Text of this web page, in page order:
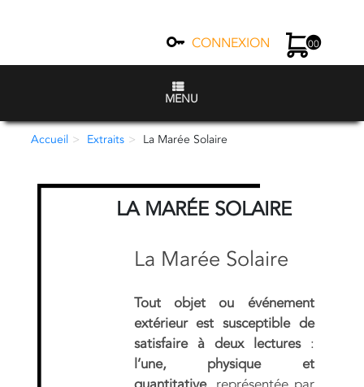
CONNEXION 00
MENU
Accueil Extraits La Marée Solaire
LA MARÉE SOLAIRE
La Marée Solaire
Tout objet ou événement
extérieur est susceptible de
satisfaire à deux lectures :
l’une, physique et